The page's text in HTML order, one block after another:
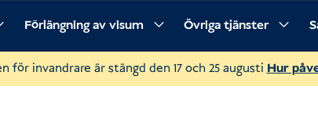
Förlängning av visum Övriga tjänster
för invandrare är stängd den 17 och 25 augusti Hur
Krav och önskemål Förfarande Vanliga